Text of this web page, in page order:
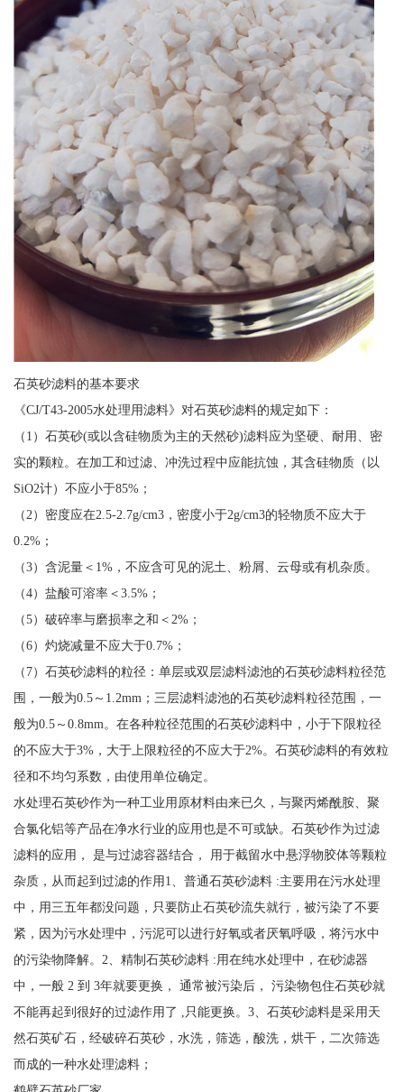
石英砂滤料的基本要求
《CJ/T43-2005水处理用滤料》对石英砂滤料的规定如下：
（1）石英砂(或以含硅物质为主的天然砂)滤料应为坚硬、耐用、密
实的颗粒。在加工和过滤、冲洗过程中应能抗蚀，其含硅物质（以
SiO2计）不应小于85%；
（2）密度应在2.5-2.7g/cm3，密度小于2g/cm3的轻物质不应大于
0.2%；
（3）含泥量＜1%，不应含可见的泥土、粉屑、云母或有机杂质。
（4）盐酸可溶率＜3.5%；
（5）破碎率与磨损率之和＜2%；
（6）灼烧减量不应大于0.7%；
（7）石英砂滤料的粒径：单层或双层滤料滤池的石英砂滤料粒径范
围，一般为0.5～1.2mm；三层滤料滤池的石英砂滤料粒径范围，一
般为0.5～0.8mm。在各种粒径范围的石英砂滤料中，小于下限粒径
的不应大于3%，大于上限粒径的不应大于2%。石英砂滤料的有效粒
径和不均匀系数，由使用单位确定。
水处理石英砂作为一种工业用原材料由来已久，与聚丙烯酰胺、聚
合氯化铝等产品在净水行业的应用也是不可或缺。石英砂作为过滤
滤料的应用， 是与过滤容器结合， 用于截留水中悬浮物胶体等颗粒
杂质，从而起到过滤的作用1、普通石英砂滤料 :主要用在污水处理
中，用三五年都没问题，只要防止石英砂流失就行，被污染了不要
紧，因为污水处理中，污泥可以进行好氧或者厌氧呼吸，将污水中
的污染物降解。2、精制石英砂滤料 :用在纯水处理中，在砂滤器
中，一般 2 到 3年就要更换， 通常被污染后， 污染物包住石英砂就
不能再起到很好的过滤作用了 ,只能更换。3、石英砂滤料是采用天
然石英矿石，经破碎石英砂，水洗，筛选，酸洗，烘干，二次筛选
而成的一种水处理滤料；